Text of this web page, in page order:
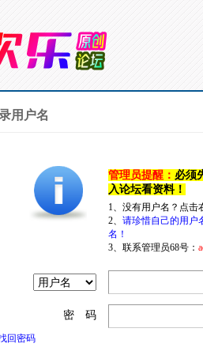
用户名
管理员提醒： 必须
入论坛看资料！
1、没有用户名？点
2、 请珍惜自己的用户
名！
3、联系管理员68号：
密 码
回密码